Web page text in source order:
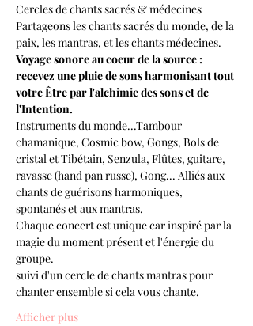
Cercles de chants sacrés & médecines
Partageons les chants sacrés du monde, de la
paix, les mantras, et les chants médecines.
Voyage sonore au coeur de la source :
recevez une pluie de sons harmonisant tout
votre Être par l'alchimie des sons et de
l'Intention.
Instruments du monde...Tambour
chamanique, Cosmic bow, Gongs, Bols de
cristal et Tibétain, Senzula, Flûtes, guitare,
ravasse (hand pan russe), Gong... Alliés aux
chants de guérisons harmoniques,
spontanés et aux mantras.
Chaque concert est unique car inspiré par la
magie du moment présent et l'énergie du
groupe.
suivi d'un cercle de chants mantras pour
chanter ensemble si cela vous chante.
Afficher plus